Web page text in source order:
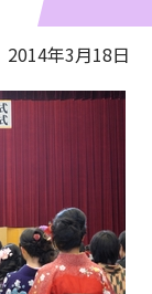
2014年3月18日